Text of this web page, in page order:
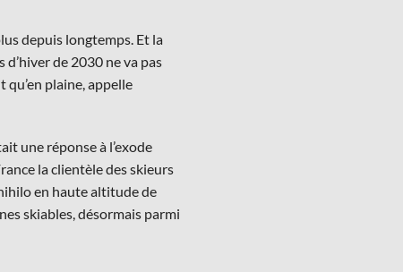
depuis longtemps. Et la
de 2030 ne va pas
plaine, appelle
une réponse à l’exode
la clientèle des skieurs
en haute altitude de
skiables, désormais parmi